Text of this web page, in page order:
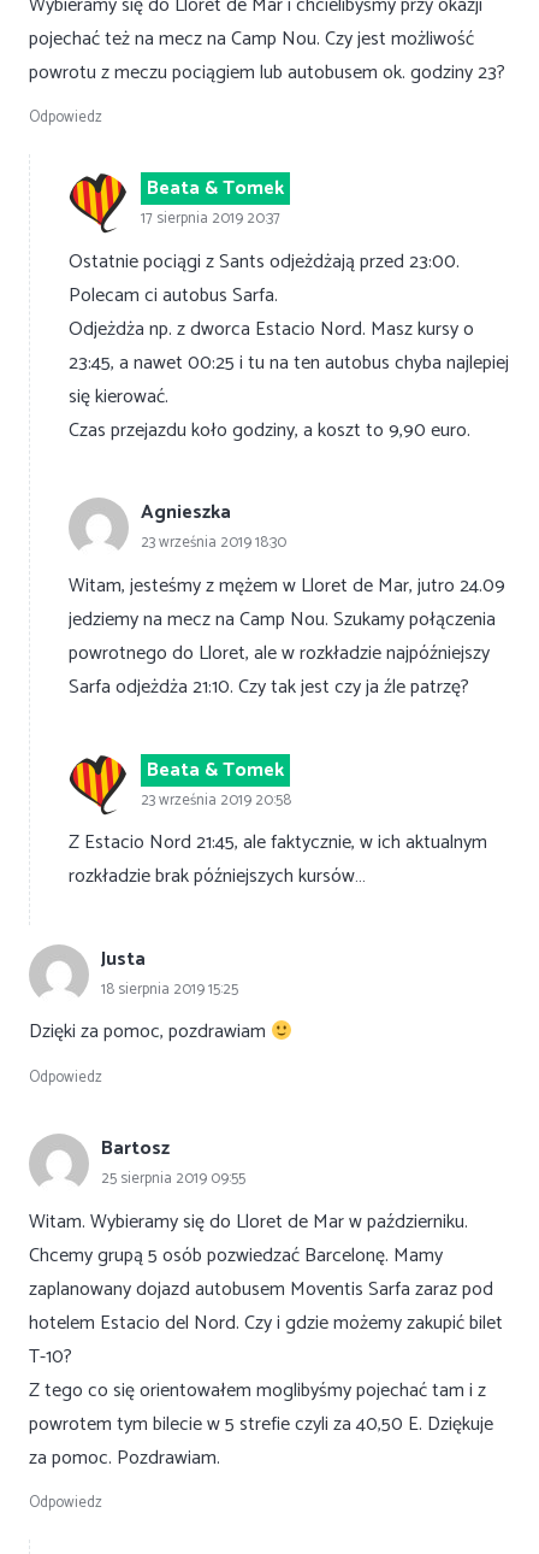
pojechać też na mecz na Camp Nou. Czy jest możliwość
powrotu z meczu pociągiem lub autobusem ok. godziny 23?
Odpowiedz
Beata & Tomek
17 sierpnia 2019 20:37
Ostatnie pociągi z Sants odjeżdżają przed 23:00.
Polecam ci autobus Sarfa.
Odjeżdża np. z dworca Estacio Nord. Masz kursy o
23:45, a nawet 00:25 i tu na ten autobus chyba najlepiej
się kierować.
Czas przejazdu koło godziny, a koszt to 9,90 euro.
Agnieszka
23 września 2019 18:30
Witam, jesteśmy z mężem w Lloret de Mar, jutro 24.09
jedziemy na mecz na Camp Nou. Szukamy połączenia
powrotnego do Lloret, ale w rozkładzie najpóźniejszy
Sarfa odjeżdża 21:10. Czy tak jest czy ja źle patrzę?
Beata & Tomek
23 września 2019 20:58
Z Estacio Nord 21:45, ale faktycznie, w ich aktualnym
rozkładzie brak późniejszych kursów…
Justa
18 sierpnia 2019 15:25
Dzięki za pomoc, pozdrawiam
Odpowiedz
Bartosz
25 sierpnia 2019 09:55
Witam. Wybieramy się do Lloret de Mar w październiku.
Chcemy grupą 5 osób pozwiedzać Barcelonę. Mamy
zaplanowany dojazd autobusem Moventis Sarfa zaraz pod
hotelem Estacio del Nord. Czy i gdzie możemy zakupić bilet
T-10?
Z tego co się orientowałem moglibyśmy pojechać tam i z
powrotem tym bilecie w 5 strefie czyli za 40,50 E. Dziękuje
za pomoc. Pozdrawiam.
Odpowiedz